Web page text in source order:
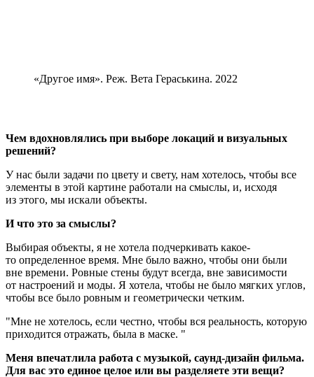
«Другое имя». Реж. Вета Гераськина. 2022
Чем вдохновлялись при выборе локаций и визуальных
решений?
У нас были задачи по цвету и свету, нам хотелось, чтобы все
элементы в этой картине работали на смыслы, и, исходя
из этого, мы искали объекты.
И что это за смыслы?
Выбирая объекты, я не хотела подчеркивать какое-
то определенное время. Мне было важно, чтобы они были
вне времени. Ровные стены будут всегда, вне зависимости
от настроений и моды. Я хотела, чтобы не было мягких углов,
чтобы все было ровным и геометрически четким.
Мне не хотелось, если честно, чтобы вся реальность, которую
приходится отражать, была в маске.
Меня впечатлила работа с музыкой, саунд-дизайн фильма.
Для вас это единое целое или вы разделяете эти вещи?